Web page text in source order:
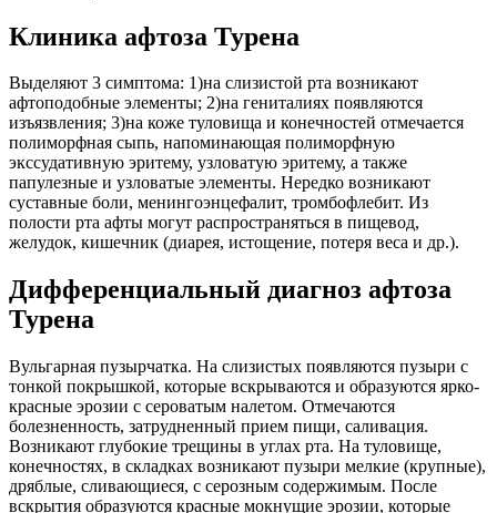
Клиника афтоза Турена
Выделяют 3 симптома: 1)на слизистой рта возникают
афтоподобные элементы; 2)на гениталиях появляются
изъязвления; 3)на коже туловища и конечностей отмечается
полиморфная сыпь, напоминающая полиморфную
экссудативную эритему, узловатую эритему, а также
папулезные и узловатые элементы. Нередко возникают
суставные боли, менингоэнцефалит, тромбофлебит. Из
полости рта афты могут распространяться в пищевод,
желудок, кишечник (диарея, истощение, потеря веса и др.).
Дифференциальный диагноз афтоза
Турена
Вульгарная пузырчатка. На слизистых появляются пузыри с
тонкой покрышкой, которые вскрываются и образуются ярко-
красные эрозии с сероватым налетом. Отмечаются
болезненность, затрудненный прием пищи, саливация.
Возникают глубокие трещины в углах рта. На туловище,
конечностях, в складках возникают пузыри мелкие (крупные),
дряблые, сливающиеся, с серозным содержимым. После
вскрытия образуются красные мокнущие эрозии, которые